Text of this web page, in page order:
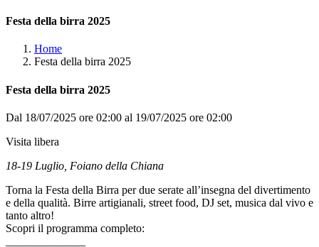
Festa della birra 2025
Home
Festa della birra 2025
Festa della birra 2025
Dal 18/07/2025 ore 02:00 al 19/07/2025 ore 02:00
Visita libera
18-19 Luglio, Foiano della Chiana
Torna la Festa della Birra per due serate all’insegna del divertimento
e della qualità. Birre artigianali, street food, DJ set, musica dal vivo e
tanto altro!
Scopri il programma completo: